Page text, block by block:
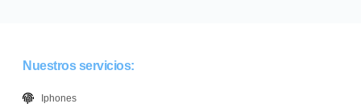
Nuestros servicios:
Iphones